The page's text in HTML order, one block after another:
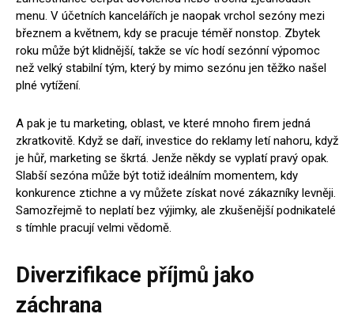
menu. V účetních kancelářích je naopak vrchol sezóny mezi
březnem a květnem, kdy se pracuje téměř nonstop. Zbytek
roku může být klidnější, takže se víc hodí sezónní výpomoc
než velký stabilní tým, který by mimo sezónu jen těžko našel
plné vytížení.
A pak je tu marketing, oblast, ve které mnoho firem jedná
zkratkovitě. Když se daří, investice do reklamy letí nahoru, když
je hůř, marketing se škrtá. Jenže někdy se vyplatí pravý opak.
Slabší sezóna může být totiž ideálním momentem, kdy
konkurence ztichne a vy můžete získat nové zákazníky levněji.
Samozřejmě to neplatí bez výjimky, ale zkušenější podnikatelé
s tímhle pracují velmi vědomě.
Diverzifikace příjmů jako
záchrana